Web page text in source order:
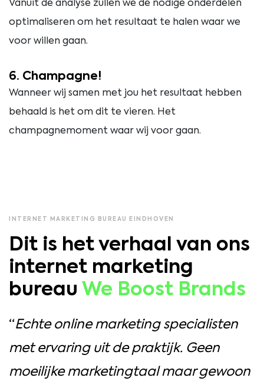
Vanuit de analyse zullen we de nodige onderdelen
optimaliseren om het resultaat te halen waar we
voor willen gaan.
6. Champagne!
Wanneer wij samen met jou het resultaat hebben
behaald is het om dit te vieren. Het
champagnemoment waar wij voor gaan.
INTERNET MARKETING BUREAU EINDHOVEN
Dit is het verhaal van ons
internet marketing
bureau We Boost Brands
“Echte online marketing specialisten
met ervaring uit de praktijk. Geen
moeilijke marketingtaal maar gewoon